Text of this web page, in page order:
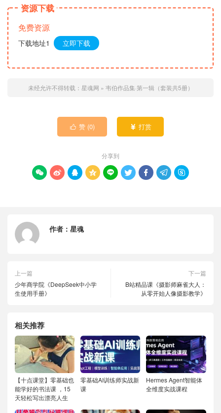
资源下载
免费资源
下载地址1 立即下载
未经允许不得转载： 星魂网 » 韦伯作品集·第一辑（套装共5册）
 赞 (0)  打赏
分享到
        
作者： 星魂
上一篇
少年商学院《DeepSeek中小学
生使用手册》
下一篇
B站精品课《摄影师麻雀大人：
从零开始人像摄影教学》
相关推荐
【十点课堂】零基础也
能学好的书法课 ，15
天轻松写出漂亮人生
零基础AI训练师实战新
课
Hermes Agent智能体
全维度实战课程